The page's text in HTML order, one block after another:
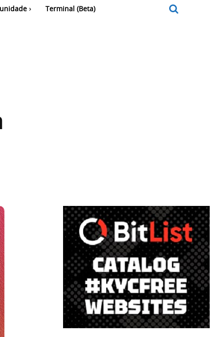
Terminal (Beta)